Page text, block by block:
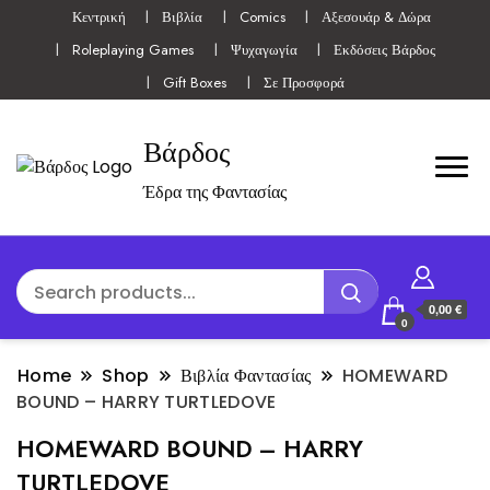
Κεντρική Βιβλία Comics
Αξεσουάρ & Δώρα
Roleplaying Games
Ψυχαγωγία
Εκδόσεις Βάρδος
Gift Boxes
Σε Προσφορά
Βάρδος
Έδρα της Φαντασίας
0
0,00 €
Home Shop Βιβλία Φαντασίας
HOMEWARD
BOUND – HARRY TURTLEDOVE
HOMEWARD BOUND – HARRY
TURTLEDOVE